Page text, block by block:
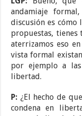
andamiaje
discusión es cómo
propuestas, tienes
aterrizamos eso
vista formal
por ejemplo a
libertad.
P: ¿El hecho de
condena en